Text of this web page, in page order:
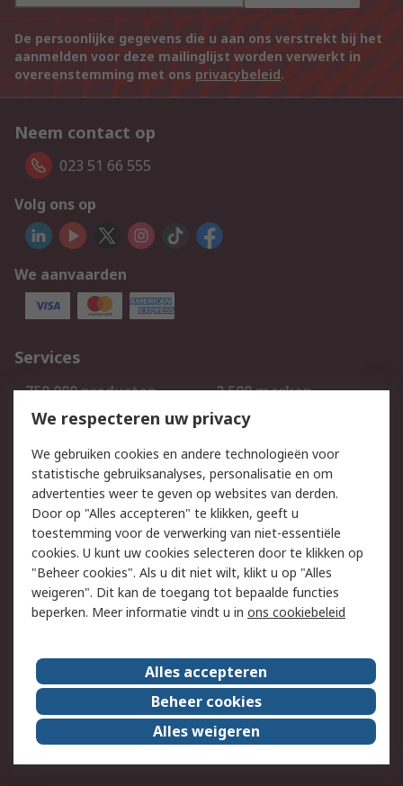
De persoonlijke gegevens die u aan ons verstrekt bij het
aanmelden voor deze mailinglijst worden verwerkt in
overeenstemming met ons privacybeleid.
Neem contact op
023 51 66 555
Volg ons op
We aanvaarden
Services
750.000 producten
2.500 merken
Bestellen
Inkoopoplossingen
Track & Trace
Wettelijk
Cookiebeleid
Email veiligheid
Privacybeleid
Websitevoorwaarden
Algemene
verkoopvoorwaarden
Over RS
RS Group
Over ons
RS wereldwijd
Werken bij RS
ESG
We respecteren uw privacy
We gebruiken cookies en andere technologieën voor
statistische gebruiksanalyses, personalisatie en om
advertenties weer te geven op websites van derden.
Door op "Alles accepteren" te klikken, geeft u
toestemming voor de verwerking van niet-essentiële
cookies. U kunt uw cookies selecteren door te klikken op
"Beheer cookies". Als u dit niet wilt, klikt u op "Alles
weigeren". Dit kan de toegang tot bepaalde functies
beperken. Meer informatie vindt u in ons cookiebeleid
Alles accepteren
Beheer cookies
Alles weigeren